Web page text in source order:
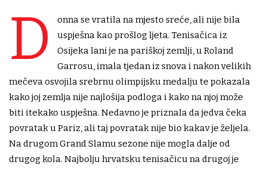
D
onna se vratila na mjesto sreće, ali nije bila
uspješna kao prošlog ljeta. Tenisačica iz
Osijeka lani je na pariškoj zemlji, u Roland
Garrosu, imala tjedan iz snova i nakon velikih
mečeva osvojila srebrnu olimpijsku medalju te pokazala
kako joj zemlja nije najlošija podloga i kako na njoj može
biti itekako uspješna. Nedavno je priznala da jedva čeka
povratak u Pariz, ali taj povratak nije bio kakav je željela.
Na drugom Grand Slamu sezone nije mogla dalje od
drugog kola. Najbolju hrvatsku tenisačicu na drugoj je